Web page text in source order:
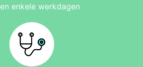
enkele werkdagen